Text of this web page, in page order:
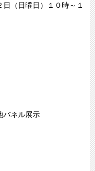
（日曜日）１０時～１
パネル展示